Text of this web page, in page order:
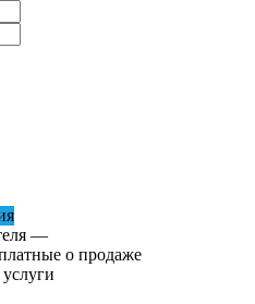
—
о продаже